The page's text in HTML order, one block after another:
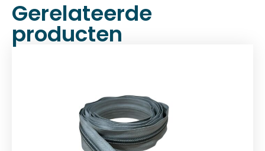
Gerelateerde
producten